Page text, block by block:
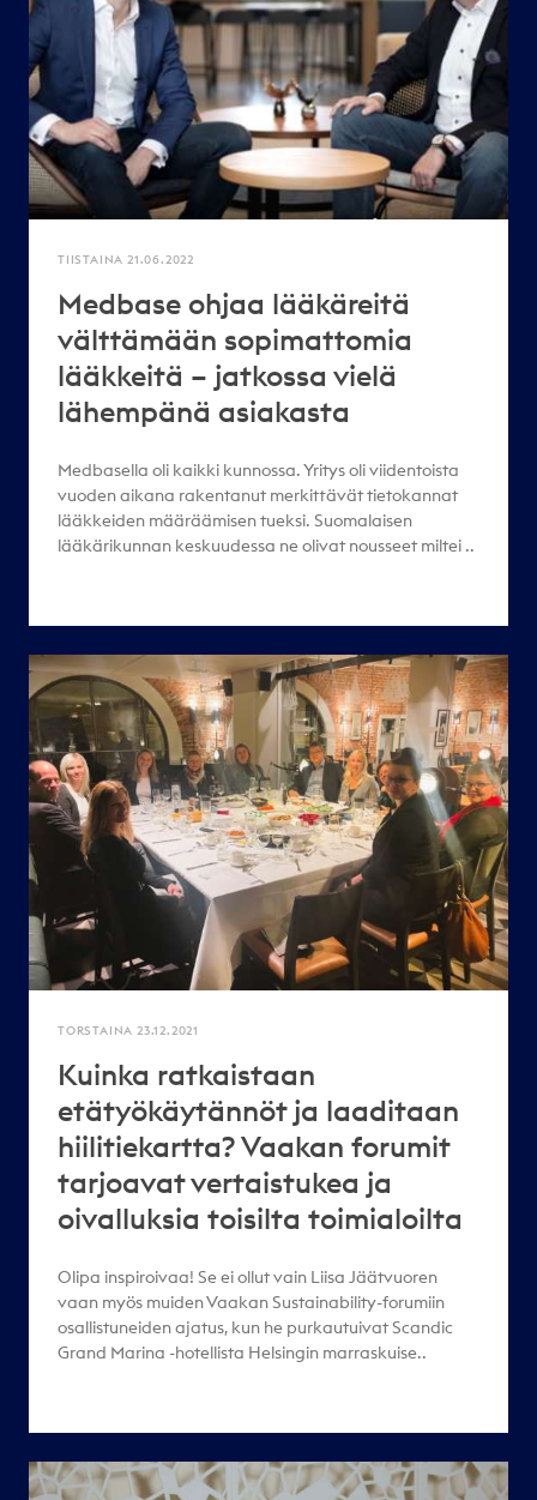
TIISTAINA 21.06.2022
Medbase ohjaa lääkäreitä
välttämään sopimattomia
lääkkeitä – jatkossa vielä
lähempänä asiakasta
Medbasella oli kaikki kunnossa. Yritys oli viidentoista
vuoden aikana rakentanut merkittävät tietokannat
lääkkeiden määräämisen tueksi. Suomalaisen
lääkärikunnan keskuudessa ne olivat nousseet miltei ..
TORSTAINA 23.12.2021
Kuinka ratkaistaan
etätyökäytännöt ja laaditaan
hiilitiekartta? Vaakan forumit
tarjoavat vertaistukea ja
oivalluksia toisilta toimialoilta
Olipa inspiroivaa! Se ei ollut vain Liisa Jäätvuoren
vaan myös muiden Vaakan Sustainability-forumiin
osallistuneiden ajatus, kun he purkautuivat Scandic
Grand Marina -hotellista Helsingin marraskuise..